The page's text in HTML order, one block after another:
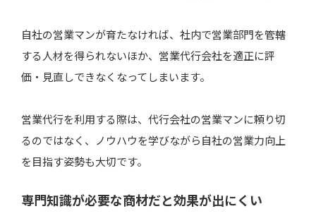
自社の営業マンが育たなければ、社内で営業部門を管轄
する人材を得られないほか、営業代行会社を適正に評
価・見直しできなくなってしまいます。
営業代行を利用する際は、代行会社の営業マンに頼り切
るのではなく、ノウハウを学びながら自社の営業力向上
を目指す姿勢も大切です。
専門知識が必要な商材だと効果が出にくい